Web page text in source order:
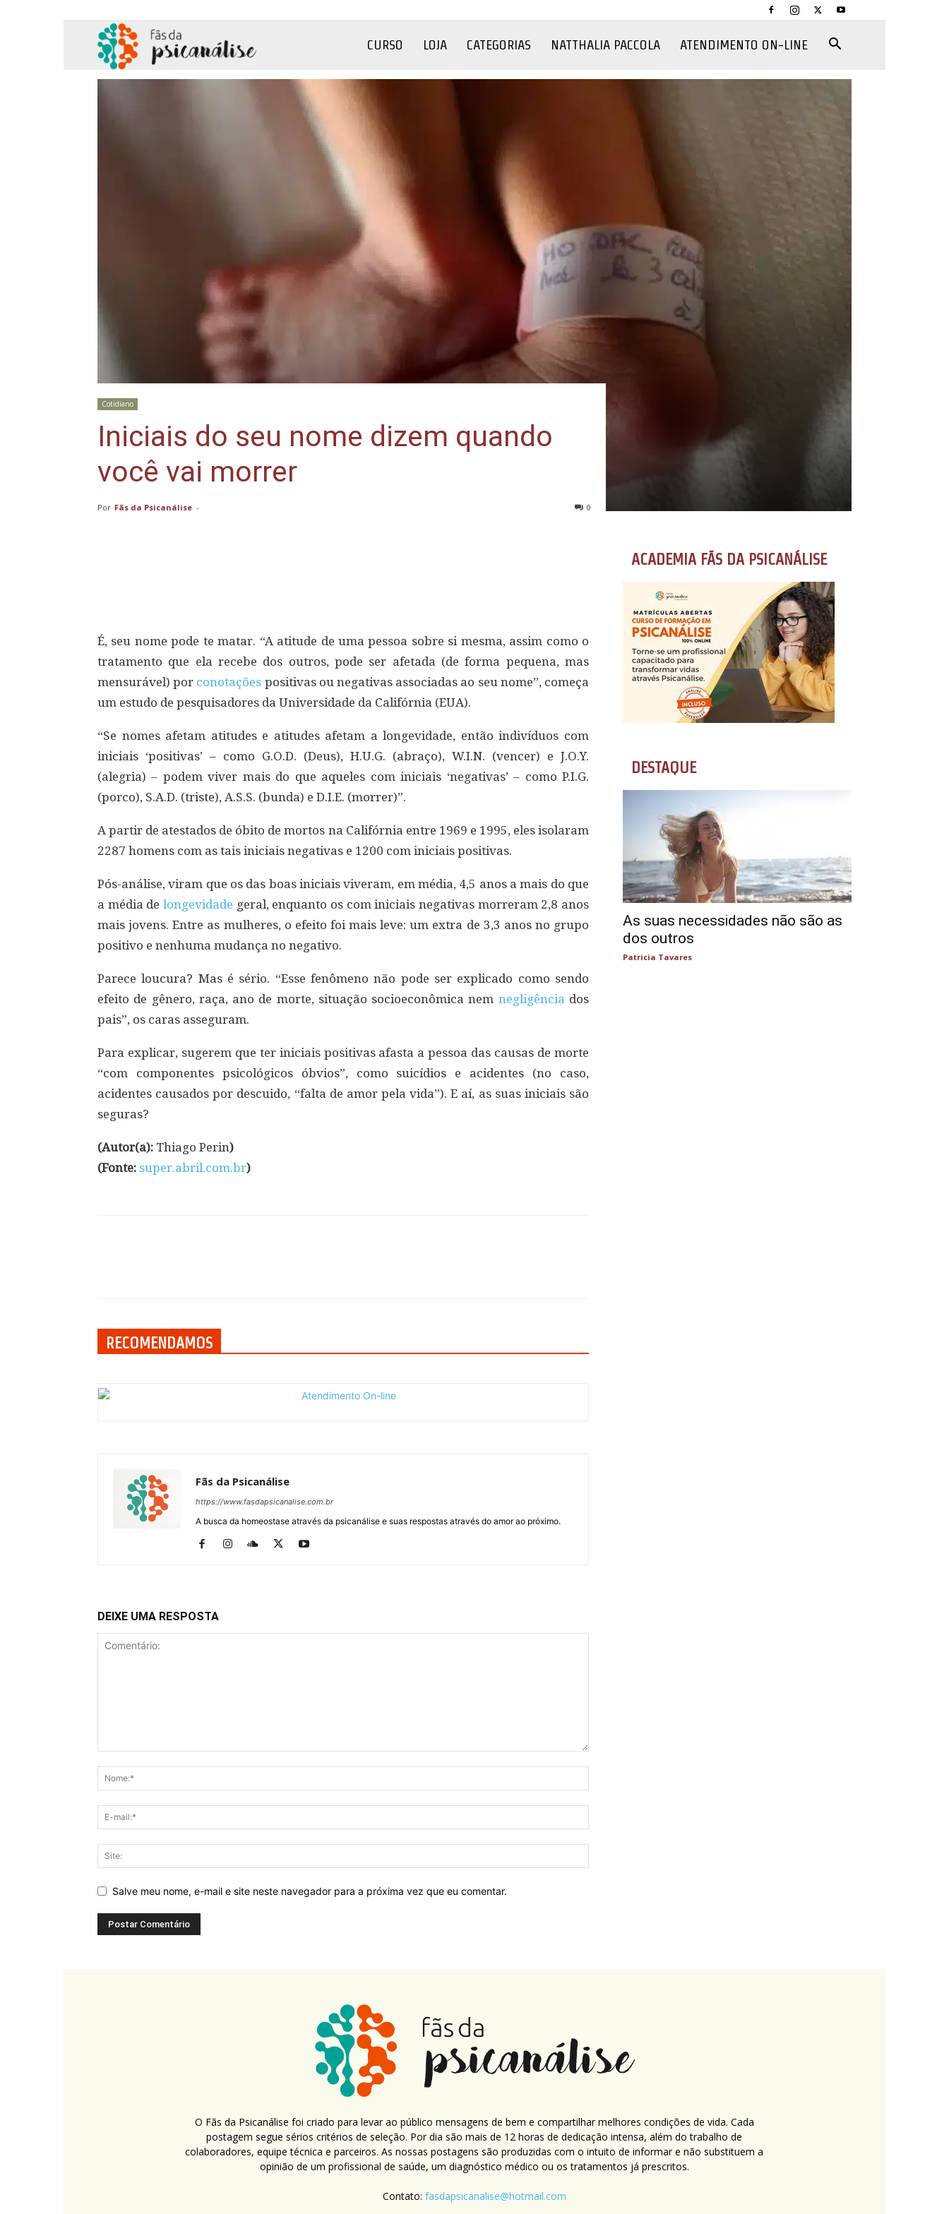
CURSO LOJA CATEGORIAS NATTHALIA PACCOLA ATENDIMENTO ON-LINE
Cotidiano
Iniciais do seu nome dizem quando
você vai morrer
Por Fãs da Psicanálise - 0
É, seu nome pode te matar. “A atitude de uma pessoa sobre si mesma, assim como o
tratamento que ela recebe dos outros, pode ser afetada (de forma pequena, mas
mensurável) por conotações positivas ou negativas associadas ao seu nome”, começa
um estudo de pesquisadores da Universidade da Califórnia (EUA).
“Se nomes afetam atitudes e atitudes afetam a longevidade, então indivíduos com
iniciais ‘positivas’ – como G.O.D. (Deus), H.U.G. (abraço), W.I.N. (vencer) e J.O.Y.
(alegria) – podem viver mais do que aqueles com iniciais ‘negativas’ – como P.I.G.
(porco), S.A.D. (triste), A.S.S. (bunda) e D.I.E. (morrer)”.
A partir de atestados de óbito de mortos na Califórnia entre 1969 e 1995, eles isolaram
2287 homens com as tais iniciais negativas e 1200 com iniciais positivas.
Pós-análise, viram que os das boas iniciais viveram, em média, 4,5 anos a mais do que
a média de longevidade geral, enquanto os com iniciais negativas morreram 2,8 anos
mais jovens. Entre as mulheres, o efeito foi mais leve: um extra de 3,3 anos no grupo
positivo e nenhuma mudança no negativo.
Parece loucura? Mas é sério. “Esse fenômeno não pode ser explicado como sendo
efeito de gênero, raça, ano de morte, situação socioeconômica nem negligência dos
pais”, os caras asseguram.
Para explicar, sugerem que ter iniciais positivas afasta a pessoa das causas de morte
“com componentes psicológicos óbvios”, como suicídios e acidentes (no caso,
acidentes causados por descuido, “falta de amor pela vida”). E aí, as suas iniciais são
seguras?
(Autor(a): Thiago Perin)
(Fonte: super.abril.com.br)
RECOMENDAMOS
Fãs da Psicanálise
https://www.fasdapsicanalise.com.br
A busca da homeostase através da psicanálise e suas respostas através do amor ao próximo.
DEIXE UMA RESPOSTA
Salve meu nome, e-mail e site neste navegador para a próxima vez que eu comentar.
ACADEMIA FÃS DA PSICANÁLISE
DESTAQUE
As suas necessidades não são as
dos outros
Patricia Tavares
O Fãs da Psicanálise foi criado para levar ao público mensagens de bem e compartilhar melhores condições de vida. Cada
postagem segue sérios critérios de seleção. Por dia são mais de 12 horas de dedicação intensa, além do trabalho de
colaboradores, equipe técnica e parceiros. As nossas postagens são produzidas com o intuito de informar e não substituem a
opinião de um profissional de saúde, um diagnóstico médico ou os tratamentos já prescritos.
Contato: fasdapsicanalise@hotmail.com